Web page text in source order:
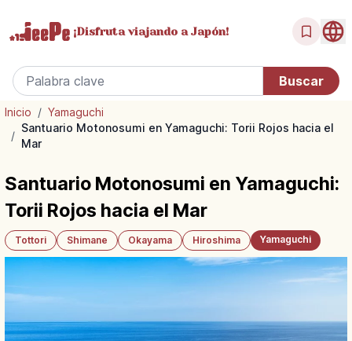
¡Disfrutaviajando a Japón!
Inicio / Yamaguchi
/
Santuario Motonosumi en Yamaguchi: Torii Rojos hacia el
Mar
Santuario Motonosumi en Yamaguchi:
Torii Rojos hacia el Mar
Tottori Shimane Okayama Hiroshima Yamaguchi